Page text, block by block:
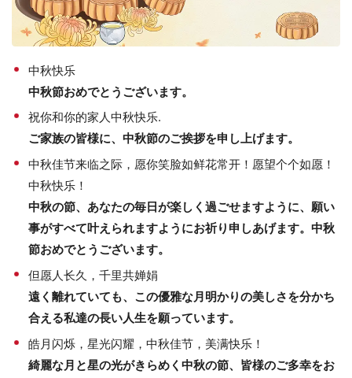
中秋快乐
中秋節おめでとうございます。
祝你和你的家人中秋快乐.
ご家族の皆様に、中秋節のご挨拶を申し上げます。
中秋佳节来临之际，愿你笑脸如鲜花常开！愿望个个如愿！
中秋快乐！
中秋の節、あなたの毎日が楽しく過ごせますように、願い
事がすべて叶えられますようにお祈り申しあげます。中秋
節おめでとうございます。
但愿人长久，千里共婵娟
遠く離れていても、この優雅な月明かりの美しさを分かち
合える私達の長い人生を願っています。
皓月闪烁，星光闪耀，中秋佳节，美满快乐！
綺麗な月と星の光がきらめく中秋の節、皆様のご多幸をお